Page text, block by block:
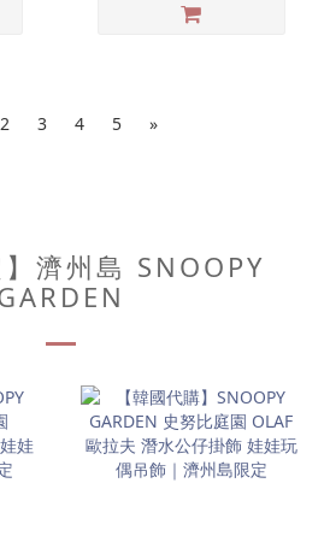
2 3 4 5 »
】濟州島 SNOOPY